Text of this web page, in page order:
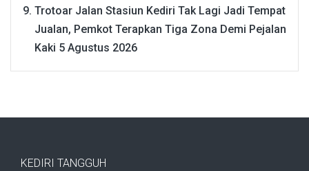
Trotoar Jalan Stasiun Kediri Tak Lagi Jadi Tempat
Jualan, Pemkot Terapkan Tiga Zona Demi Pejalan
Kaki 5 Agustus 2026
KEDIRI TANGGUH